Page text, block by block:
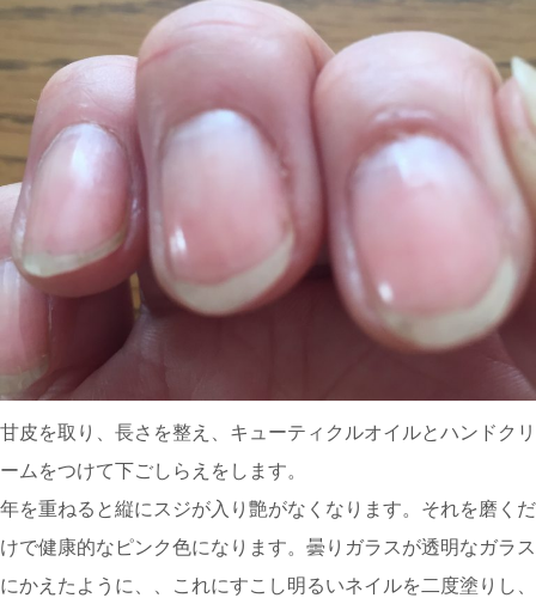
甘皮を取り、長さを整え、キューティクルオイルとハンドクリ
ームをつけて下ごしらえをします。
年を重ねると縦にスジが入り艶がなくなります。それを磨くだ
けで健康的なピンク色になります。曇りガラスが透明なガラス
にかえたように、、これにすこし明るいネイルを二度塗りし、